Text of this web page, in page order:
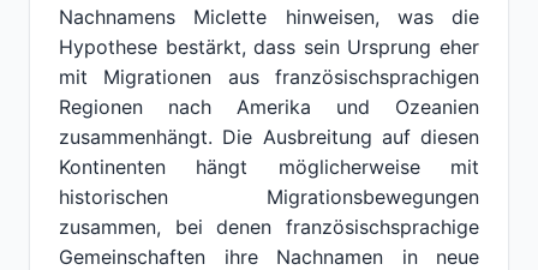
Nachnamens Miclette hinweisen, was die
Hypothese bestärkt, dass sein Ursprung eher
mit Migrationen aus französischsprachigen
Regionen nach Amerika und Ozeanien
zusammenhängt. Die Ausbreitung auf diesen
Kontinenten hängt möglicherweise mit
historischen Migrationsbewegungen
zusammen, bei denen französischsprachige
Gemeinschaften ihre Nachnamen in neue